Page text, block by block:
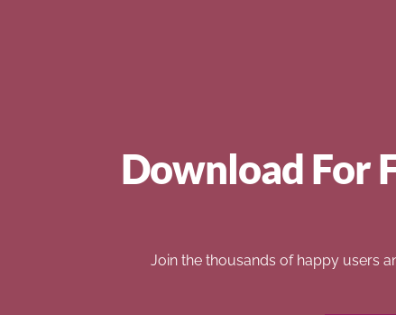
Download For
Join the thousands of happy users